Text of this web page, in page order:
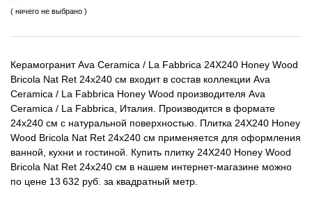
( ничего не выбрано )
Керамогранит Ava Ceramica / La Fabbrica 24X240 Honey Wood
Bricola Nat Ret 24x240 см входит в состав коллекции Ava
Ceramica / La Fabbrica Honey Wood производителя Ava
Ceramica / La Fabbrica, Италия. Производится в формате
24x240 см с натуральной поверхностью. Плитка 24X240 Honey
Wood Bricola Nat Ret 24x240 см применяется для оформления
ванной, кухни и гостиной. Купить плитку 24X240 Honey Wood
Bricola Nat Ret 24x240 см в нашем интернет-магазине можно
по цене 13 632 руб. за квадратный метр.